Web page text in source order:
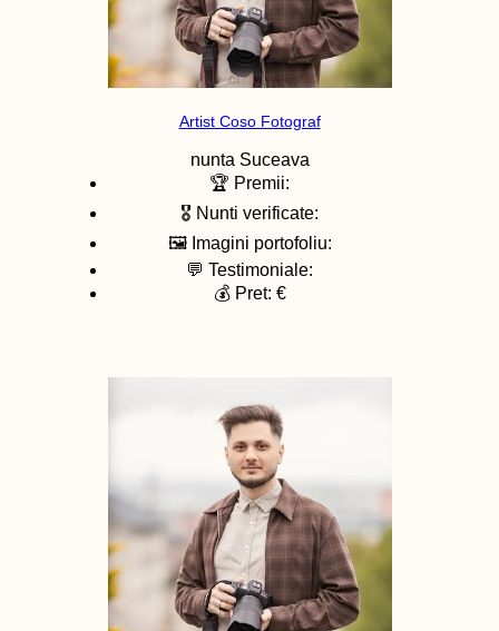
Artist Coso Fotograf
nunta Suceava
🏆 Premii:
🎖️ Nunti verificate:
🖼️ Imagini portofoliu:
💬 Testimoniale:
💰 Pret: €